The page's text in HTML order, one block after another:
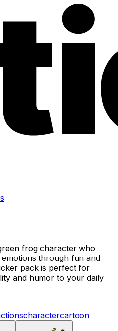
frog character who
through fun and
pack is perfect for
and humor to your daily
charactercartoon